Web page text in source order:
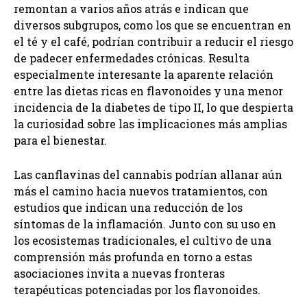
remontan a varios años atrás e indican que
diversos subgrupos, como los que se encuentran en
el té y el café, podrían contribuir a reducir el riesgo
de padecer enfermedades crónicas. Resulta
especialmente interesante la aparente relación
entre las dietas ricas en flavonoides y una menor
incidencia de la diabetes de tipo II, lo que despierta
la curiosidad sobre las implicaciones más amplias
para el bienestar.
Las canflavinas del cannabis podrían allanar aún
más el camino hacia nuevos tratamientos, con
estudios que indican una reducción de los
síntomas de la inflamación. Junto con su uso en
los ecosistemas tradicionales, el cultivo de una
comprensión más profunda en torno a estas
asociaciones invita a nuevas fronteras
terapéuticas potenciadas por los flavonoides.